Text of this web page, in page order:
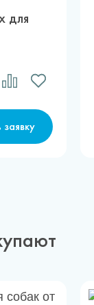
для